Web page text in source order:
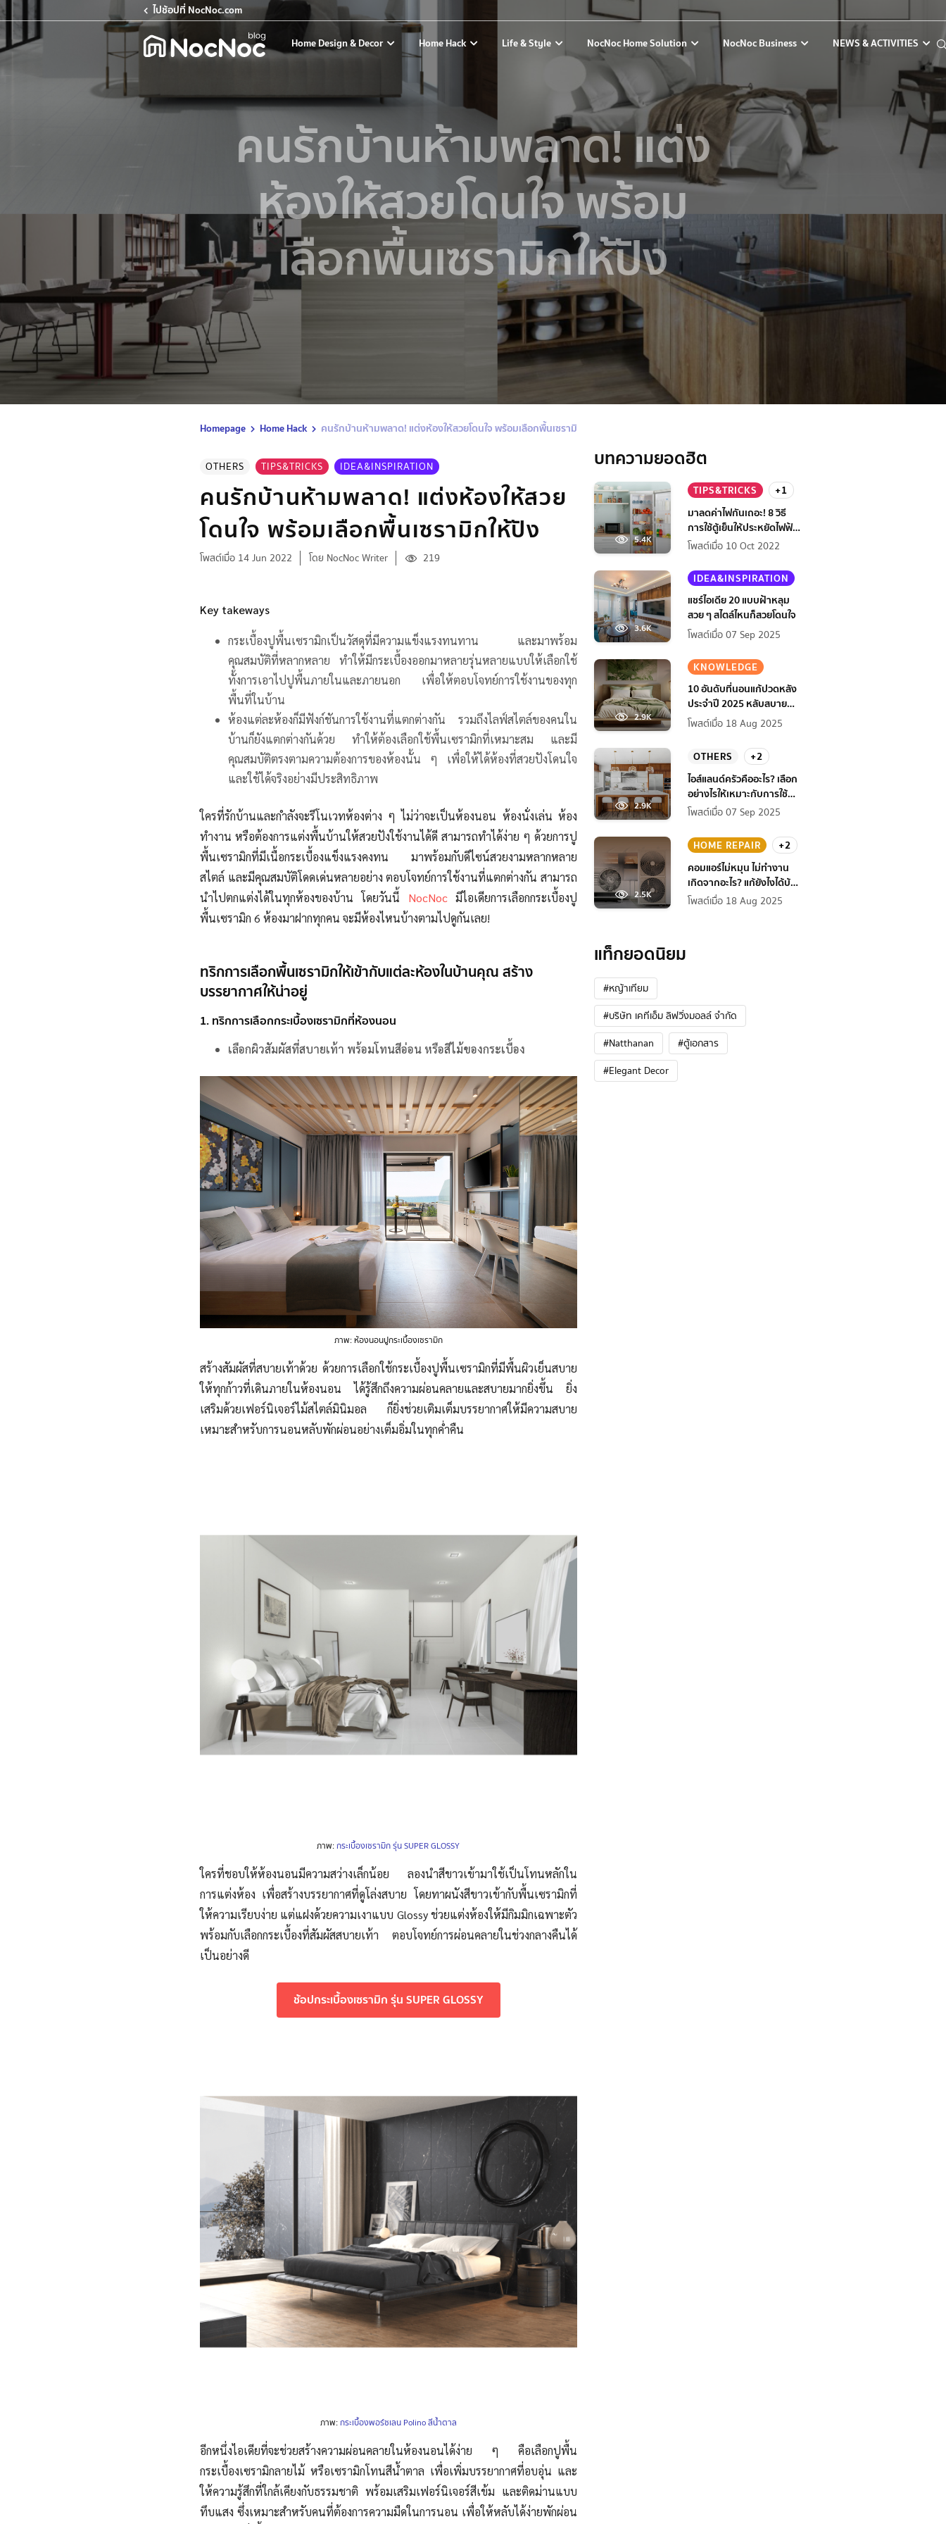
ไปช้อปที่ NocNoc.com
Home Design & Decor Home Hack Life & Style NocNoc Home Solution NocNoc Business NEWS & ACTIVITIES
คนรักบ้านห้ามพลาด! แต่ง
ห้องให้สวยโดนใจ พร้อม
เลือกพื้นเซรามิกให้ปัง
Homepage Home Hack คนรักบ้านห้ามพลาด! แต่งห้องให้สวยโดนใจ พร้อมเลือกพื้นเซรามิกให้ปัง
OTHERS TIPS&TRICKS IDEA&INSPIRATION
คนรักบ้านห้ามพลาด! แต่งห้องให้สวย
โดนใจ พร้อมเลือกพื้นเซรามิกให้ปัง
โพสต์เมื่อ 14 Jun 2022 โดย NocNoc Writer 219
Key takeways
กระเบื้องปูพื้นเซรามิกเป็นวัสดุที่มีความแข็งแรงทนทาน และมาพร้อม
คุณสมบัติที่หลากหลาย ทำให้มีกระเบื้องออกมาหลายรุ่นหลายแบบให้เลือกใช้
ทั้งการเอาไปปูพื้นภายในและภายนอก เพื่อให้ตอบโจทย์การใช้งานของทุก
พื้นที่ในบ้าน
ห้องแต่ละห้องก็มีฟังก์ชันการใช้งานที่แตกต่างกัน รวมถึงไลฟ์สไตล์ของคนใน
บ้านก็ยังแตกต่างกันด้วย ทำให้ต้องเลือกใช้พื้นเซรามิกที่เหมาะสม และมี
คุณสมบัติตรงตามความต้องการของห้องนั้น ๆ เพื่อให้ได้ห้องที่สวยปังโดนใจ
และใช้ได้จริงอย่างมีประสิทธิภาพ
ใครที่รักบ้านและกำลังจะรีโนเวทห้องต่าง ๆ ไม่ว่าจะเป็นห้องนอน ห้องนั่งเล่น ห้อง
ทำงาน หรือต้องการแต่งพื้นบ้านให้สวยปังใช้งานได้ดี สามารถทำได้ง่าย ๆ ด้วยการปู
พื้นเซรามิกที่มีเนื้อกระเบื้องแข็งแรงคงทน มาพร้อมกับดีไซน์สวยงามหลากหลาย
สไตล์ และมีคุณสมบัติโดดเด่นหลายอย่าง ตอบโจทย์การใช้งานที่แตกต่างกัน สามารถ
นำไปตกแต่งได้ในทุกห้องของบ้าน โดยวันนี้ NocNocมีไอเดียการเลือกกระเบื้องปู
พื้นเซรามิก 6 ห้องมาฝากทุกคน จะมีห้องไหนบ้างตามไปดูกันเลย!
ทริกการเลือกพื้นเซรามิกให้เข้ากับแต่ละห้องในบ้านคุณ สร้าง
บรรยากาศให้น่าอยู่
1. ทริกการเลือกกระเบื้องเซรามิกที่ห้องนอน
เลือกผิวสัมผัสที่สบายเท้า พร้อมโทนสีอ่อน หรือสีไม้ของกระเบื้อง
ภาพ: ห้องนอนปูกระเบื้องเซรามิก
สร้างสัมผัสที่สบายเท้าด้วย ด้วยการเลือกใช้กระเบื้องปูพื้นเซรามิกที่มีพื้นผิวเย็นสบาย
ให้ทุกก้าวที่เดินภายในห้องนอน ได้รู้สึกถึงความผ่อนคลายและสบายมากยิ่งขึ้น ยิ่ง
เสริมด้วยเฟอร์นิเจอร์ไม้สไตล์มินิมอล ก็ยิ่งช่วยเติมเต็มบรรยากาศให้มีความสบาย
เหมาะสำหรับการนอนหลับพักผ่อนอย่างเต็มอิ่มในทุกค่ำคืน
ภาพ:กระเบื้องเซรามิก รุ่น SUPER GLOSSY
ใครที่ชอบให้ห้องนอนมีความสว่างเล็กน้อย ลองนำสีขาวเข้ามาใช้เป็นโทนหลักใน
การแต่งห้อง เพื่อสร้างบรรยากาศที่ดูโล่งสบาย โดยทาผนังสีขาวเข้ากับพื้นเซรามิกที่
ให้ความเรียบง่าย แต่แฝงด้วยความเงาแบบ Glossy ช่วยแต่งห้องให้มีกิมมิกเฉพาะตัว
พร้อมกับเลือกกระเบื้องที่สัมผัสสบายเท้า ตอบโจทย์การผ่อนคลายในช่วงกลางคืนได้
เป็นอย่างดี
ช้อปกระเบื้องเซรามิก รุ่น SUPER GLOSSY
ภาพ:กระเบื้องพอร์ซเลน Polino สีน้ำตาล
อีกหนึ่งไอเดียที่จะช่วยสร้างความผ่อนคลายในห้องนอนได้ง่าย ๆ คือเลือกปูพื้น
กระเบื้องเซรามิกลายไม้ หรือเซรามิกโทนสีน้ำตาล เพื่อเพิ่มบรรยากาศที่อบอุ่น และ
ให้ความรู้สึกที่ใกล้เคียงกับธรรมชาติ พร้อมเสริมเฟอร์นิเจอร์สีเข้ม และติดม่านแบบ
ทึบแสง ซึ่งเหมาะสำหรับคนที่ต้องการความมืดในการนอน เพื่อให้หลับได้ง่ายพักผ่อน
บทความยอดฮิต
5.4K
TIPS&TRICKS
+1
มาลดค่าไฟกันเถอะ! 8 วิธี
การใช้ตู้เย็นให้ประหยัดไฟฟ้า
กว่าเดิม
โพสต์เมื่อ 10 Oct 2022
3.6K
IDEA&INSPIRATION
แชร์ไอเดีย 20 แบบฝ้าหลุม
สวย ๆ สไตล์ไหนก็สวยโดนใจ
โพสต์เมื่อ 07 Sep 2025
2.9K
KNOWLEDGE
10 อันดับที่นอนแก้ปวดหลัง
ประจำปี 2025 หลับสบาย
สุขภาพดียิ่งกว่าเดิม
โพสต์เมื่อ 18 Aug 2025
2.9K
OTHERS
+2
ไอส์แลนด์ครัวคืออะไร? เลือก
อย่างไรให้เหมาะกับการใช้
งานที่บ้าน
โพสต์เมื่อ 07 Sep 2025
2.5K
HOME REPAIR
+2
คอมแอร์ไม่หมุน ไม่ทํางาน
เกิดจากอะไร? แก้ยังไงได้บ้าง
ก่อนแอร์พัง!
โพสต์เมื่อ 18 Aug 2025
แท็กยอดนิยม
#หญ้าเทียม
#บริษัท เคทีเอ็ม ลิฟวิ่งมอลล์ จำกัด
#Natthanan
#ตู้เอกสาร
#Elegant Decor